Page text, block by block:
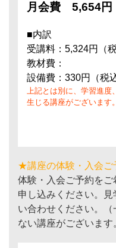
月会費 5,654円
■内訳
受講料：5,324円（税
教材費：
設備費：330円（税
上記とは別に、学習進
生じる講座がございます。
★講座の体験・入会ご
体験・入会ご予約を
申し込みください。
い合わせください。
ない講座がございます